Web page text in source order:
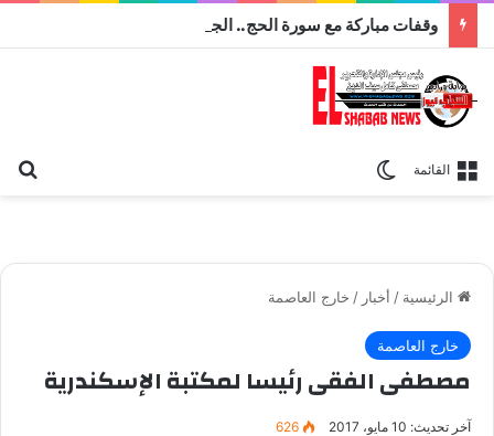
القائمة
الرئيسية / أخبار / خارج العاصمة
خارج العاصمة
مصطفى الفقى رئيسا لمكتبة الإسكندرية
آخر تحديث: 10 مايو، 2017 626